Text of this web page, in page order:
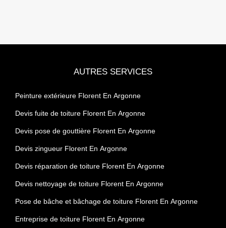
AUTRES SERVICES
Peinture extérieure Florent En Argonne
Devis fuite de toiture Florent En Argonne
Devis pose de gouttière Florent En Argonne
Devis zingueur Florent En Argonne
Devis réparation de toiture Florent En Argonne
Devis nettoyage de toiture Florent En Argonne
Pose de bâche et bâchage de toiture Florent En Argonne
Entreprise de toiture Florent En Argonne